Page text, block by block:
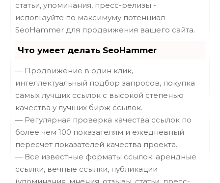
статьи, упоминания, пресс-релизы -
используйте по максимуму потенциал
SeoHammer для продвижения вашего сайта.
Что умеет делать SeoHammer
— Продвижение в один клик,
интеллектуальный подбор запросов, покупка
самых лучших ссылок с высокой степенью
качества у лучших бирж ссылок.
— Регулярная проверка качества ссылок по
более чем 100 показателям и ежедневный
пересчет показателей качества проекта.
— Все известные форматы ссылок: арендные
ссылки, вечные ссылки, публикации